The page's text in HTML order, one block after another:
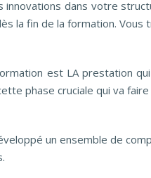
innovations dans votre
la fin de la formation. Vous
est LA prestation
phase cruciale qui va
un ensemble de